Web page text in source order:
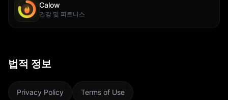
Calow
건강 및 피트니스
법적 정보
Privacy Policy Terms of Use